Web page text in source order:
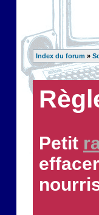
Index du forum »
Petit